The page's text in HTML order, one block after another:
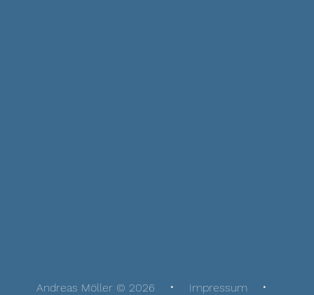
Andreas Möller © 2026 Impressum